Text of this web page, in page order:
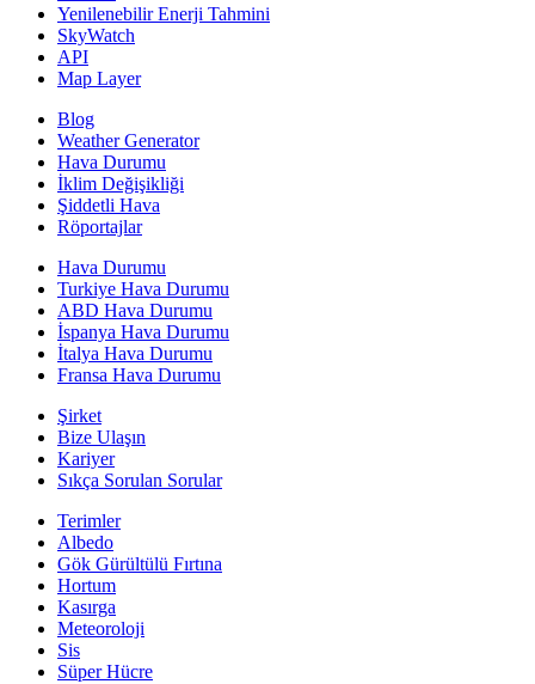
Yenilenebilir Enerji Tahmini
SkyWatch
API
Map Layer
Blog
Weather Generator
Hava Durumu
İklim Değişikliği
Şiddetli Hava
Röportajlar
Hava Durumu
Turkiye Hava Durumu
ABD Hava Durumu
İspanya Hava Durumu
İtalya Hava Durumu
Fransa Hava Durumu
Şirket
Bize Ulaşın
Kariyer
Sıkça Sorulan Sorular
Terimler
Albedo
Gök Gürültülü Fırtına
Hortum
Kasırga
Meteoroloji
Sis
Süper Hücre